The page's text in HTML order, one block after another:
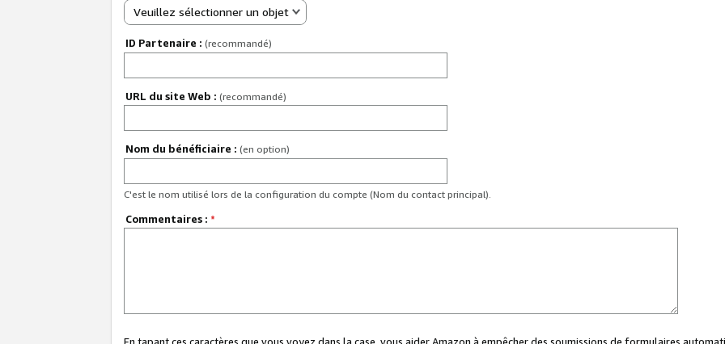
Veuillez sélectionner un objet
ID Partenaire : (recommandé)
URL du site Web : (recommandé)
Nom du bénéficiaire : (en option)
C'est le nom utilisé lors de la configuration du compte (Nom du contact principal).
Commentaires : *